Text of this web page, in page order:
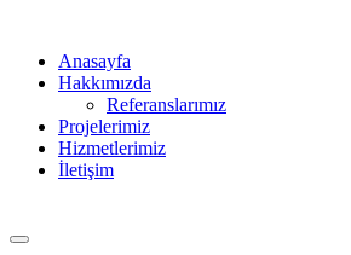
Anasayfa
Hakkımızda
Referanslarımız
Projelerimiz
Hizmetlerimiz
İletişim